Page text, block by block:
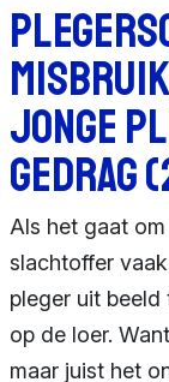
jonge
gedrag
Als het gaat
slachtoffer
pleger uit
op de loer.
maar juist het